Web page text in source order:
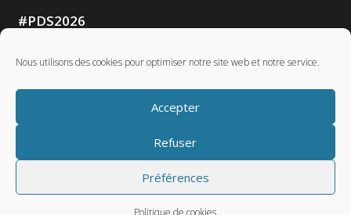
Nous utilisons des cookies pour optimiser notre site web et notre service.
Accepter
Refuser
Préférences
Politique de cookies
#PDS2026
Partenaires